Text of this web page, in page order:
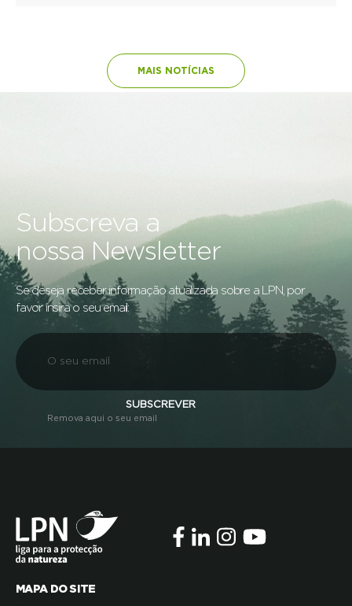
MAIS NOTÍCIAS
Subscreva a
nossa Newsletter
Se deseja receber informação atualizada sobre a LPN, por
favor insira o seu email:
SUBSCREVER
Remova aqui o seu email
MAPA DO SITE